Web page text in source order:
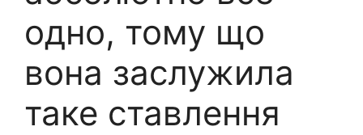
одно, тому що
вона заслужила
таке ставлення